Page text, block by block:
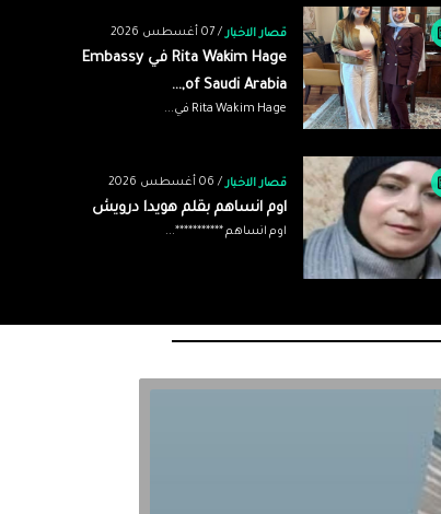
قصار الاخبار / 07 أغسطس 2026
‏‎Rita Wakim Hage‎‏ في ‏‎Embassy
of Saudi Arabia,...
قصار الاخبار / 06 أغسطس 2026
اوم انساهم بقلم هويدا درويش
اوم انساهم ***********...